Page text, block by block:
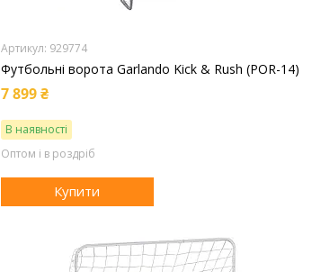
929774
Футбольні ворота Garlando Kick & Rush (POR-14)
7 899 ₴
В наявності
Оптом і в роздріб
Купити